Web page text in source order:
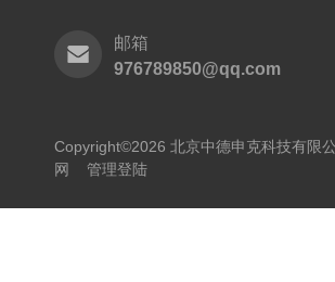
邮箱
976789850@qq.com
Copyright©2026 北京中德申克科技有限
网
管理登陆